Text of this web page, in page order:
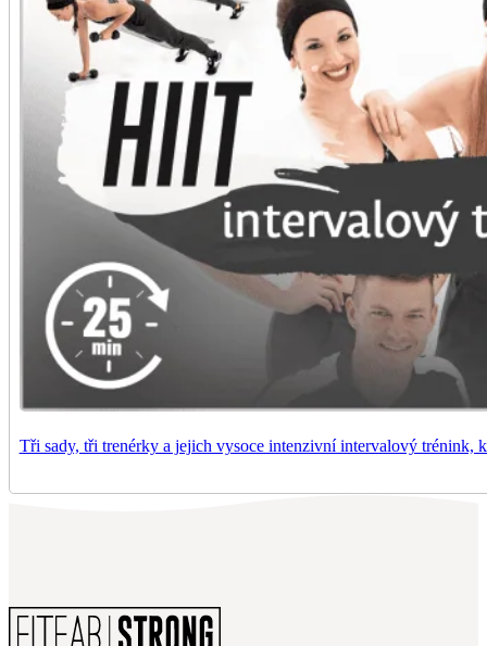
Tři sady, tři trenérky a jejich vysoce intenzivní intervalový trénink,